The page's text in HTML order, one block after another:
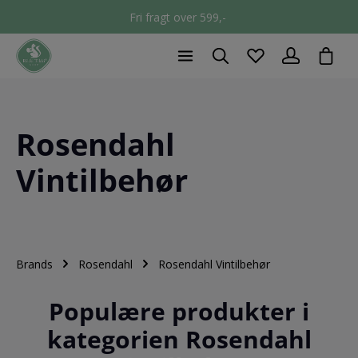
Fri fragt over 599,-
Rosendahl
Vintilbehør
Brands Rosendahl Rosendahl Vintilbehør
Populære produkter i
kategorien Rosendahl